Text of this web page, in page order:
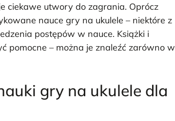
ciekawe utwory do zagrania. Oprócz
nauce gry na ukulele – niektóre z
postępów w nauce. Książki i
pomocne – można je znaleźć zarówno w
gry na ukulele dla